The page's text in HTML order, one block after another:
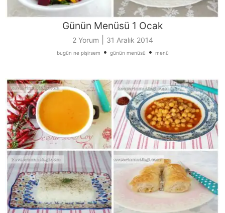
Günün Menüsü 1 Ocak
2 Yorum 31 Aralık 2014
bugün ne pişirsem • günün menüsü • menü